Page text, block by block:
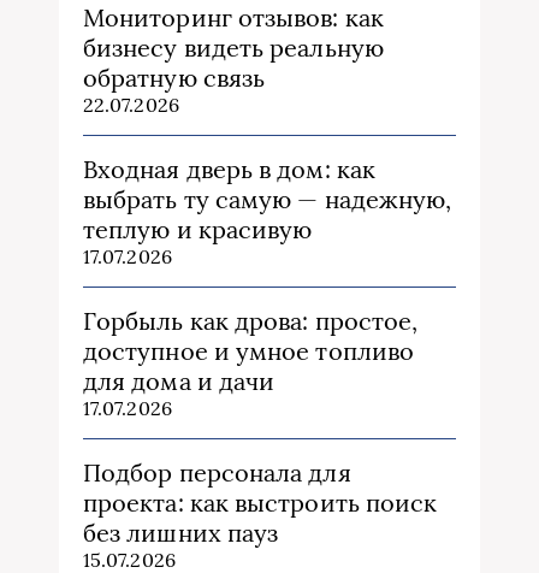
Мониторинг отзывов: как
бизнесу видеть реальную
обратную связь
22.07.2026
Входная дверь в дом: как
выбрать ту самую — надежную,
теплую и красивую
17.07.2026
Горбыль как дрова: простое,
доступное и умное топливо
для дома и дачи
17.07.2026
Подбор персонала для
проекта: как выстроить поиск
без лишних пауз
15.07.2026